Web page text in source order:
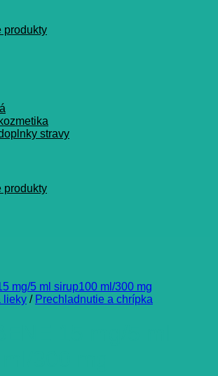
stravy
lieky / Prechladnutie a chrípka